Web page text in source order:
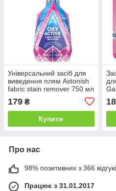
Універсальний засіб для
виведення плям Astonish
fabric stain remover 750 мл
179 ₴
Купити
г
Про нас
98% позитивних з 366
Працює з 31.01.2017